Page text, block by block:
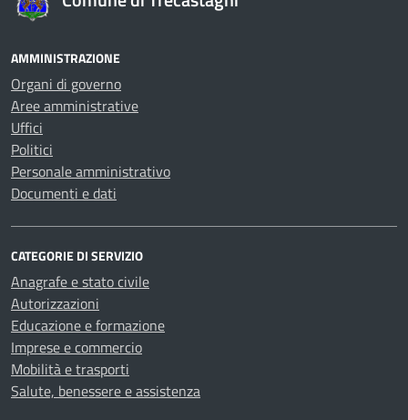
AMMINISTRAZIONE
Organi di governo
Aree amministrative
Uffici
Politici
Personale amministrativo
Documenti e dati
CATEGORIE DI SERVIZIO
Anagrafe e stato civile
Autorizzazioni
Educazione e formazione
Imprese e commercio
Mobilità e trasporti
Salute, benessere e assistenza